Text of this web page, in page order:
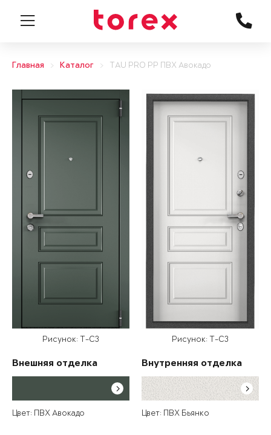
Главная Каталог TAU PRO PP ПВХ Авокадо
Рисунок: T-C3
Внешняя отделка
Цвет: ПВХ Авокадо
Рисунок: T-C3
Внутренняя отделка
Цвет: ПВХ Бьянко